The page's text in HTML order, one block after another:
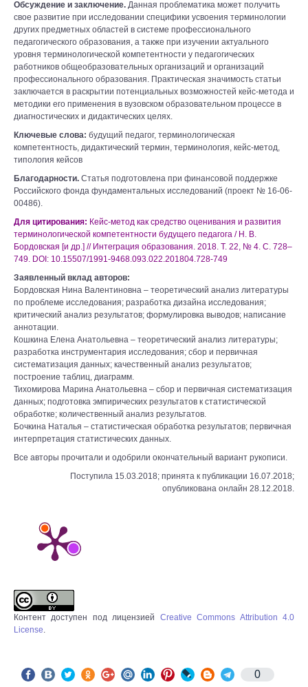
Обсуждение и заключение. Данная проблематика может получить
свое развитие при исследовании специфики усвоения терминологии
других предметных областей в системе профессионального
педагогического образования, а также при изучении актуального
уровня терминологической компетентности у педагогических
работников общеобразовательных организаций и организаций
профессионального образования. Практическая значимость статьи
заключается в раскрытии потенциальных возможностей кейс-метода и
методики его применения в вузовском образовательном процессе в
диагностических и дидактических целях.
Ключевые слова: будущий педагог, терминологическая
компетентность, дидактический термин, терминология, кейс-метод,
типология кейсов
Благодарности. Статья подготовлена при финансовой поддержке
Российского фонда фундаментальных исследований (проект № 16-06-
00486).
Для цитирования: Кейс-метод как средство оценивания и развития
терминологической компетентности будущего педагога / Н. В.
Бордовская [и др.] // Интеграция образования. 2018. Т. 22, № 4. С. 728–
749. DOI: 10.15507/1991-9468.093.022.201804.728-749
Заявленный вклад авторов:
Бордовская Нина Валентиновна – теоретический анализ литературы
по проблеме исследования; разработка дизайна исследования;
критический анализ результатов; формулировка выводов; написание
аннотации.
Кошкина Елена Анатольевна – теоретический анализ литературы;
разработка инструментария исследования; сбор и первичная
систематизация данных; качественный анализ результатов;
построение таблиц, диаграмм.
Тихомирова Марина Анатольевна – сбор и первичная систематизация
данных; подготовка эмпирических результатов к статистической
обработке; количественный анализ результатов.
Бочкина Наталья – статистическая обработка результатов; первичная
интерпретация статистических данных.
Все авторы прочитали и одобрили окончательный вариант рукописи.
Поступила 15.03.2018; принята к публикации 16.07.2018;
опубликована онлайн 28.12.2018.
Контент доступен под лицензией Creative Commons Attribution 4.0
License.
0